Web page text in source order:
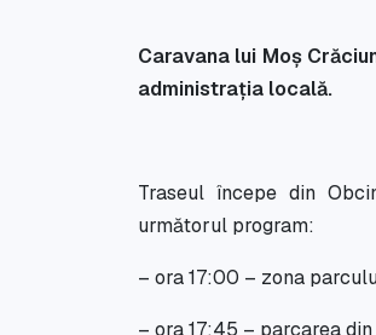
Caravana lui Moș
administrația locală.
Traseul începe din
următorul program:
– ora 17:00 – zona
– ora 17:45 – parcarea